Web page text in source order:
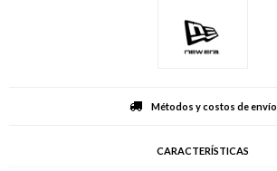
Métodos y costos de envío
CARACTERÍSTICAS